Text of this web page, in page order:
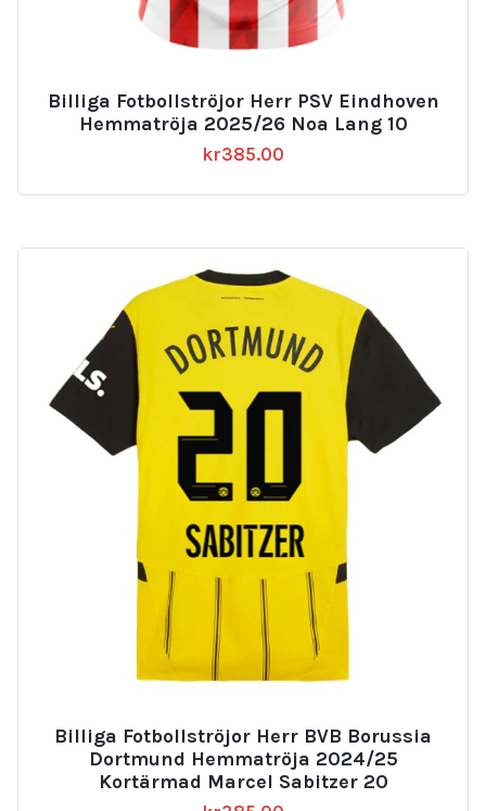
Billiga Fotbollströjor Herr PSV Eindhoven
Hemmatröja 2025/26 Noa Lang 10
kr385.00
Billiga Fotbollströjor Herr BVB Borussia
Dortmund Hemmatröja 2024/25
Kortärmad Marcel Sabitzer 20